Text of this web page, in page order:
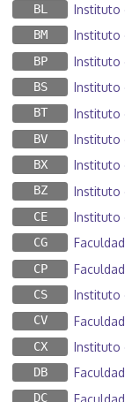
BL Instituto
BM Instituto
BP Instituto
BS Instituto
BT Instituto
BV Instituto
BX Instituto
BZ Instituto
CE Instituto
CG
CP
CS Instituto
CV
CX Instituto
DB
DC